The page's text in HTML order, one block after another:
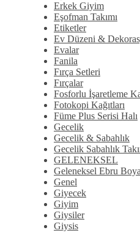
Erkek Giyim
Eşofman Takımı
Etiketler
Ev Düzeni &
Evalar
Fanila
Fırça Setleri
Fırçalar
Fosforlu İşaretleme
Fotokopi Kağıtları
Füme Plus Serisi Halı
Gecelik
Gecelik & Sabahlık
Gecelik Sabahlık
GELENEKSEL
Geleneksel Ebru
Genel
Giyecek
Giyim
Giysiler
Giysis